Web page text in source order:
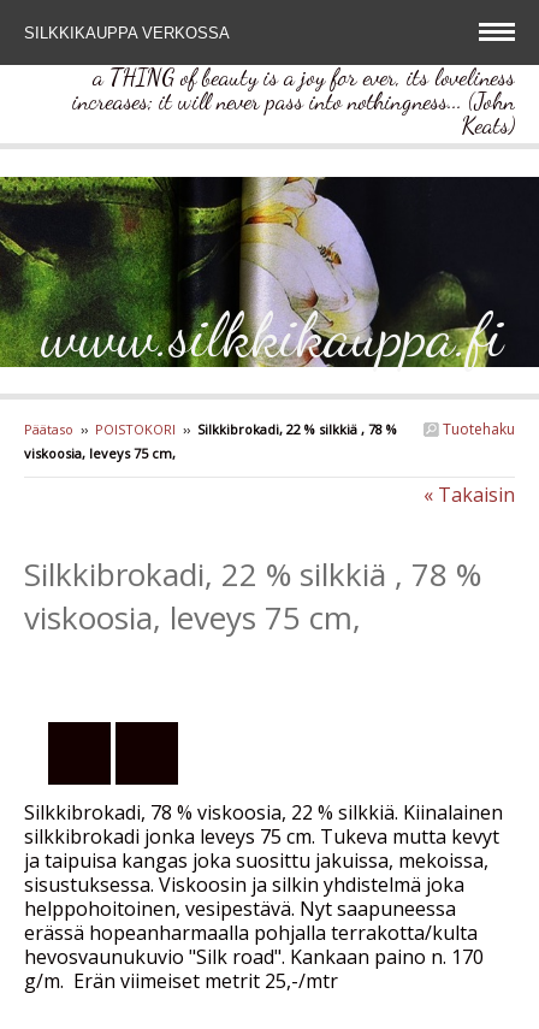
SILKKIKAUPPA VERKOSSA
a THING of beauty is a joy for ever, its loveliness
increases; it will never pass into nothingness... (John
Keats)
www.silkkikauppa.fi
Tuotehaku
Päätaso ›› POISTOKORI ›› Silkkibrokadi, 22 % silkkiä , 78 %
viskoosia, leveys 75 cm,
« Takaisin
Silkkibrokadi, 22 % silkkiä , 78 %
viskoosia, leveys 75 cm,
Silkkibrokadi, 78 % viskoosia, 22 % silkkiä. Kiinalainen
silkkibrokadi jonka leveys 75 cm. Tukeva mutta kevyt
ja taipuisa kangas joka suosittu jakuissa, mekoissa,
sisustuksessa. Viskoosin ja silkin yhdistelmä joka
helppohoitoinen, vesipestävä. Nyt saapuneessa
erässä hopeanharmaalla pohjalla terrakotta/kulta
hevosvaunukuvio "Silk road". Kankaan paino n. 170
g/m. Erän viimeiset metrit 25,-/mtr